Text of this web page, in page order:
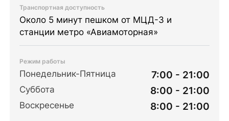
Транспортная доступность
Около 5 минут пешком от МЦД-3 и
станции метро «Авиамоторная»
Режим работы
Понедельник-Пятница 7:00 - 21:00
Суббота 8:00 - 21:00
Воскресенье 8:00 - 21:00